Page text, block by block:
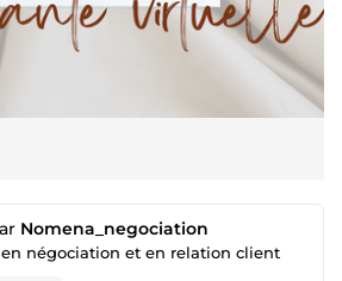
Nomena_negociation
négociation et en relation client